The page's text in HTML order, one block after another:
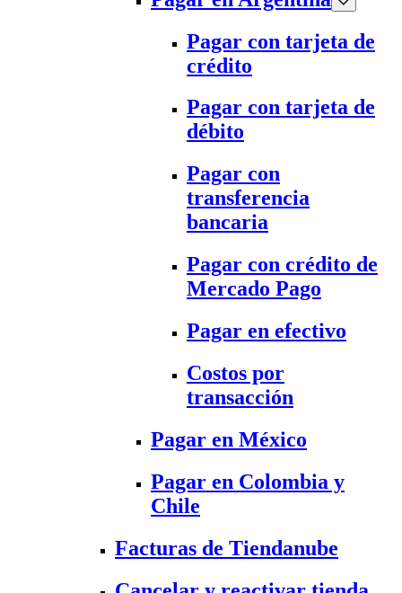
Pagar con tarjeta de
crédito
Pagar con tarjeta de
débito
Pagar con
transferencia
bancaria
Pagar con crédito de
Mercado Pago
Pagar en efectivo
Costos por
transacción
Pagar en México
Pagar en Colombia y
Chile
Facturas de Tiendanube